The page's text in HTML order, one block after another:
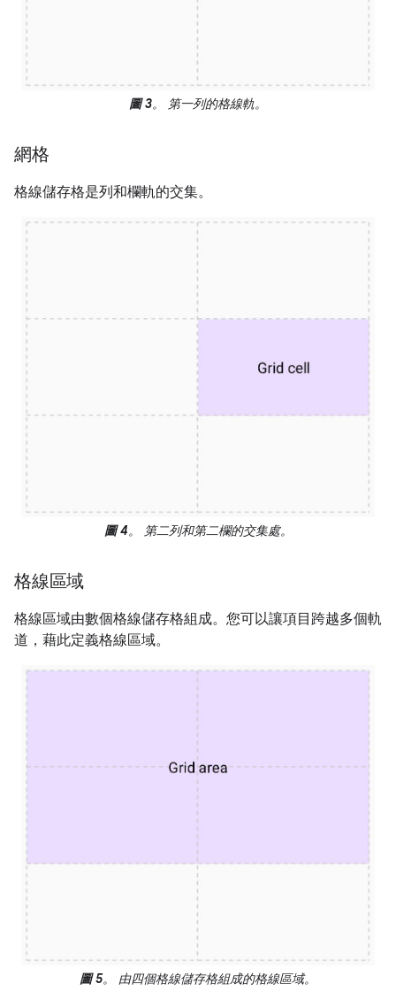
圖 3。 第一列的格線軌。
網格
格線儲存格是列和欄軌的交集。
圖 4。 第二列和第二欄的交集處。
格線區域
格線區域由數個格線儲存格組成。您可以讓項目跨越多個軌
道，藉此定義格線區域。
圖 5。 由四個格線儲存格組成的格線區域。